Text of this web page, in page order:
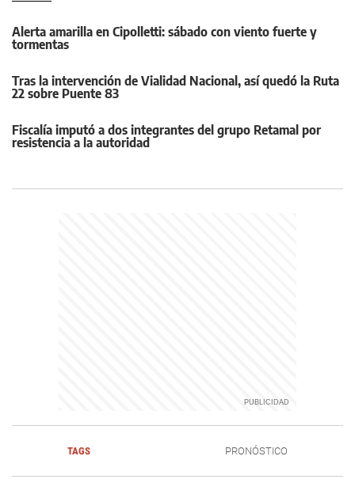
Alerta amarilla en Cipolletti: sábado con viento fuerte y
tormentas
Tras la intervención de Vialidad Nacional, así quedó la Ruta
22 sobre Puente 83
Fiscalía imputó a dos integrantes del grupo Retamal por
resistencia a la autoridad
TAGS PRONÓSTICO